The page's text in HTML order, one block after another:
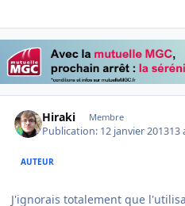
Hiraki Membre
Publication: 12 janvier 201313
AUTEUR
J'ignorais totalement que